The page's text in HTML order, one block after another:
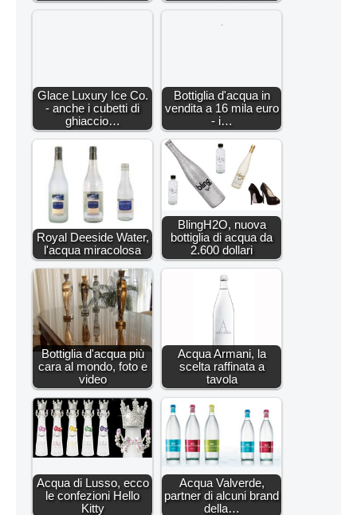
Glace Luxury Ice Co.
- anche i cubetti di
ghiaccio…
Bottiglia d'acqua in
vendita a 16 mila euro
- i…
Royal Deeside Water,
l'acqua miracolosa
BlingH2O, nuova
bottiglia di acqua da
2.600 dollari
Bottiglia d'acqua più
cara al mondo, foto e
video
Acqua Armani, la
scelta raffinata a
tavola
Acqua di Lusso, ecco
le confezioni Hello
Kitty
Acqua Valverde,
partner di alcuni brand
della…